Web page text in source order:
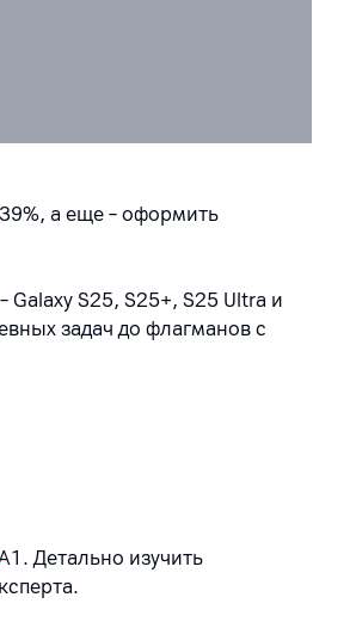
а еще – оформить
– Galaxy S25, S25+, S25 Ultra и
задач до флагманов с
Детально изучить